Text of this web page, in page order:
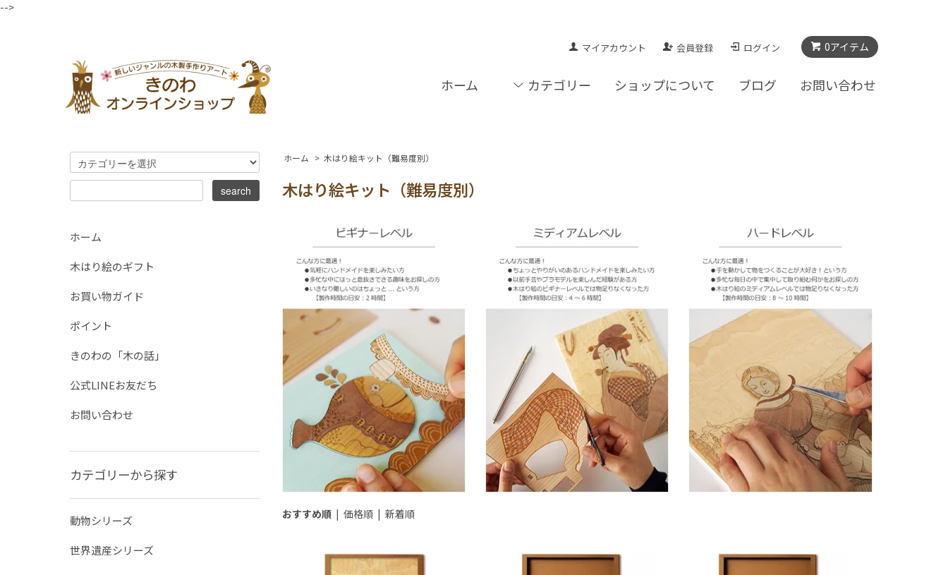
-->
0アイテム
マイアカウント 会員登録 ログイン
ホーム カテゴリー ショップについて ブログ お問い合わせ
ホーム > 木はり絵キット（難易度別）
木はり絵キット（難易度別）
おすすめ順| 価格順| 新着順
ホーム
木はり絵のギフト
お買い物ガイド
ポイント
きのわの「木の話」
公式LINEお友だち
お問い合わせ
カテゴリーから探す
動物シリーズ
世界遺産シリーズ